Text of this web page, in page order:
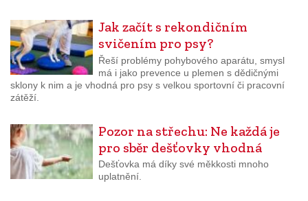
Jak začít s rekondičním
svičením pro psy?
Řeší problémy pohybového aparátu, smysl
má i jako prevence u plemen s dědičnými
sklony k nim a je vhodná pro psy s velkou sportovní či pracovní
zátěží.
Pozor na střechu: Ne každá je
pro sběr dešťovky vhodná
Dešťovka má díky své měkkosti mnoho
uplatnění.